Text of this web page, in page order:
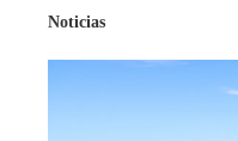
Noticias